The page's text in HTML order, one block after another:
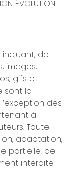
ÉVOLUTION.
, incluant, de
images,
gifs et
sont la
des
à
Toute
adaptation,
partielle, de
interdite